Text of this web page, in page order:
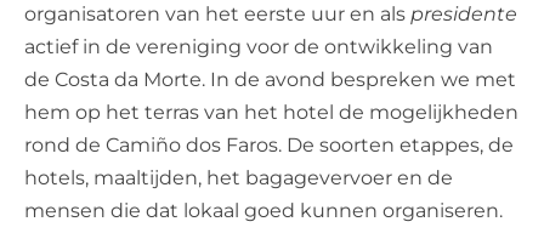
organisatoren van het eerste uur en als presidente
actief in de vereniging voor de ontwikkeling van
de Costa da Morte. In de avond bespreken we met
hem op het terras van het hotel de mogelijkheden
rond de Camiño dos Faros. De soorten etappes, de
hotels, maaltijden, het bagagevervoer en de
mensen die dat lokaal goed kunnen organiseren.